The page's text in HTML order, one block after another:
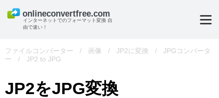
インターネットでのフォーマット変換 自
由で速い！
ファイルコンバーター / 画像 / JP2に変換 /
JPGコンバータ
ー
/ JP2 to JPG
JP2をJPG変換